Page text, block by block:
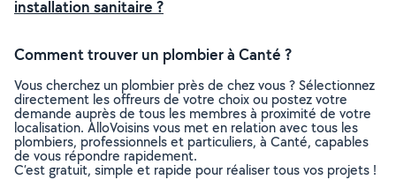
installation sanitaire ?
Comment trouver un plombier à Canté ?
Vous cherchez un plombier près de chez vous ? Sélectionnez
directement les offreurs de votre choix ou postez votre
demande auprès de tous les membres à proximité de votre
localisation. AlloVoisins vous met en relation avec tous les
plombiers, professionnels et particuliers, à Canté, capables
de vous répondre rapidement.
C’est gratuit, simple et rapide pour réaliser tous vos projets !